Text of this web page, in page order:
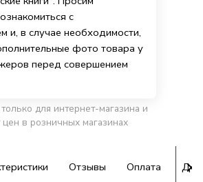
с
и, в случае необходимости,
фото товара у
перед совершением
для интернет-магазина и
в розничных магазинах
Отзывы Оплата